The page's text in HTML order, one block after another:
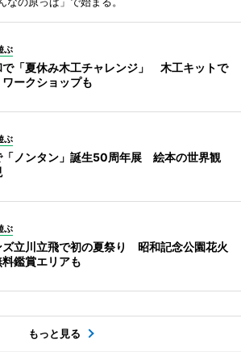
ぶ
で「夏休み木工チャレンジ」 木工キットで
ークショップも
ぶ
「ノンタン」誕生50周年展 絵本の世界観
ぶ
ズ立川立飛で初の夏祭り 昭和記念公園花火
鑑賞エリアも
もっと見る